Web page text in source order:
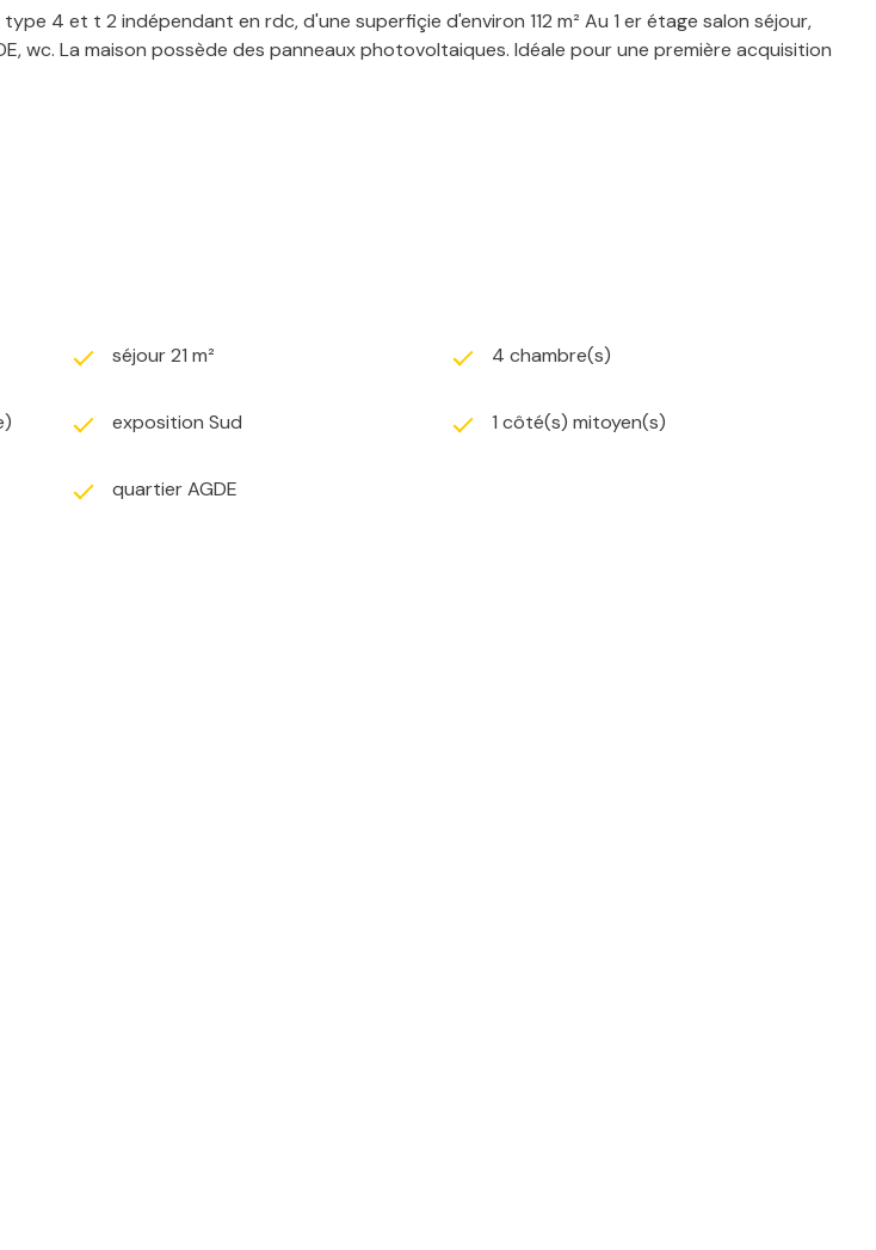
4 et t 2 indépendant en rdc, d'une superfiçie d'environ 112 m² Au 1 er étage salon séjour,
wc. La maison possède des panneaux photovoltaiques. Idéale pour une première acquisition
séjour 21 m² 4 chambre(s)
exposition Sud 1 côté(s) mitoyen(s)
quartier AGDE